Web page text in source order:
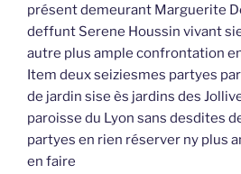
présent demeurant Marguerite
deffunt Serene Houssin vivant
autre plus ample confrontation
Item deux seiziesmes partyes
de jardin sise ès jardins des
paroisse du Lyon sans desdites
partyes en rien réserver ny plus
en faire